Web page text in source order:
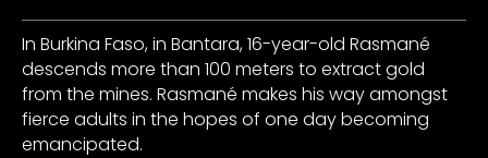
In Burkina Faso, in Bantara, 16-year-old Rasmané
descends more than 100 meters to extract gold
from the mines. Rasmané makes his way amongst
fierce adults in the hopes of one day becoming
emancipated.